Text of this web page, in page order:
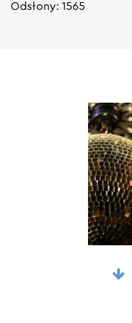
Odsłony: 1565